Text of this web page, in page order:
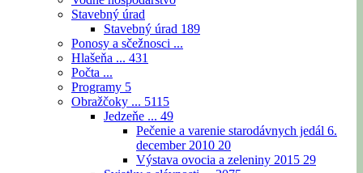
Stavebný úrad
Stavebný úrad 189
Ponosy a sčežnosci ...
Hlašeňa ... 431
Počta ...
Programy 5
Obražčoky ... 5115
Jedzeňe ... 49
Pečenie a varenie starodávnych jedál 6.
december 2010 20
Výstava ovocia a zeleniny 2015 29